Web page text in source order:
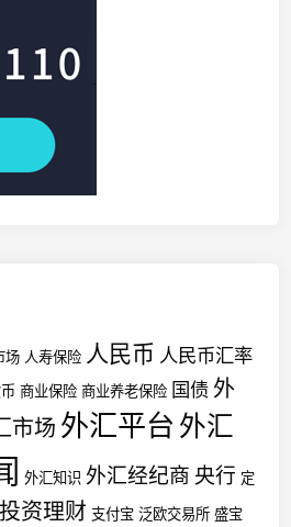
场 人寿保险 人民币 人民币汇率
商业保险 商业养老保险 国债 外
市场 外汇平台 外汇
外汇知识 外汇经纪商 央行 定
投资理财 支付宝 泛欧交易所 盛宝